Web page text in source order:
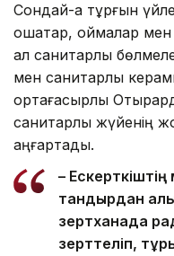
Сондай-ақ тұрғын
ошақтар, қоймалар
ал санитарлық
мен санитарлық
ортағасырлық
санитарлық жүйенің
аңғартады.
–
тандырдан
зертханада
зерттеліп,